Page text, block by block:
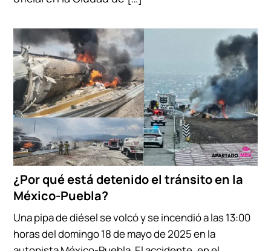
¿Por qué está detenido el tránsito en la
México-Puebla?
Una pipa de diésel se volcó y se incendió a las 13:00
horas del domingo 18 de mayo de 2025 en la